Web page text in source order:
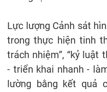
Lực lượng Cảnh sát
trong thực hiện tinh
trách nhiệm”, “kỷ luật
- triển khai nhanh -
lường bằng kết quả